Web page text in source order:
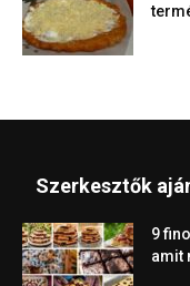
Szerkesztők
9
amit